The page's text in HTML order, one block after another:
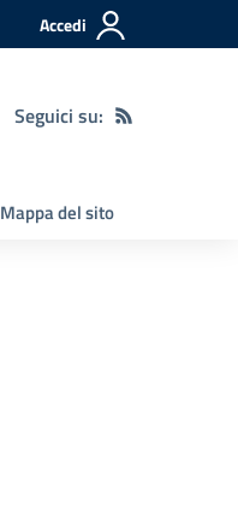
Accedi
Seguici su:
Mappa del sito